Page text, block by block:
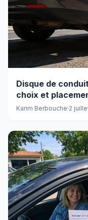
Disque de
choix et
Karim Berbouche·2